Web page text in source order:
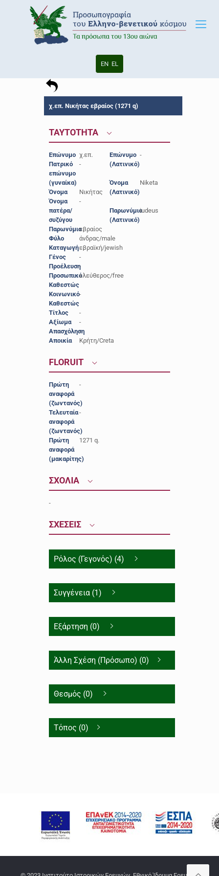
EN EL
χ.επ. Νικήτας εβραίος (1271 q)
ΤΑΥΤΟΤΗΤΑ
Επώνυμο χ.επ.
Πατρικό
επώνυμο
(γυναίκα)
-
Όνομα
Νικήτας
Όνομα
πατέρα/
συζύγου
-
Παρωνύμιοεβραίος
Φύλο
άνδρας/male
Καταγωγήεβραϊκή/jewish
Γένος
-
Προέλευση-
Προσωπικό
Καθεστώς
ελεύθερος/free
Κοινωνικό
Καθεστώς
-
Τίτλος
-
Αξίωμα
-
Απασχόληση
-
Αποικία
Κρήτη/Creta
Επώνυμο
(Λατινικό)
-
Όνομα
(Λατινικό)
Niketa
Παρωνύμιο
(Λατινικό)
iudeus
FLORUIT
Πρώτη
αναφορά
(ζωντανός)
-
Τελευταία
αναφορά
(ζωντανός)
-
Πρώτη
αναφορά
(μακαρίτης)
1271 q.
ΣΧΟΛΙΑ
-
ΣΧΕΣΕΙΣ
Ρόλος (Γεγονός) (4)
Συγγένεια (1)
Εξάρτηση (0)
Άλλη Σχέση (Πρόσωπο) (0)
Θεσμός (0)
Τόπος (0)